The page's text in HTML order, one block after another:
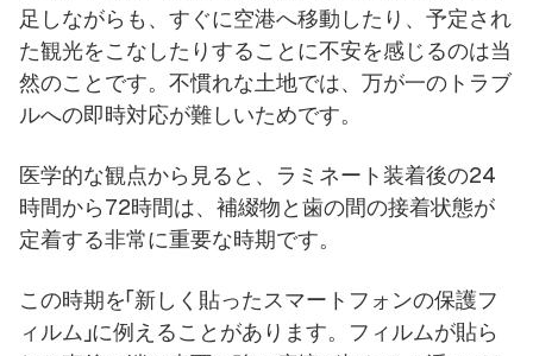
足しながらも、すぐに空港へ移動したり、予定され
た観光をこなしたりすることに不安を感じるのは当
然のことです。不慣れな土地では、万が一のトラブ
ルへの即時対応が難しいためです。
医学的な観点から見ると、ラミネート装着後の24
時間から72時間は、補綴物と歯の間の接着状態が
定着する非常に重要な時期です。
この時期を「新しく貼ったスマートフォンの保護フ
ィルム」に例えることがあります。フィルムが貼ら